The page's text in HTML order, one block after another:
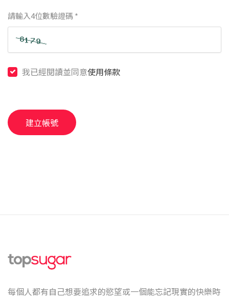
請輸入4位數驗證碼 *
我已經閱讀並同意使用條款
建立帳號
每個人都有自己想要追求的慾望或一個能忘記現實的快樂時